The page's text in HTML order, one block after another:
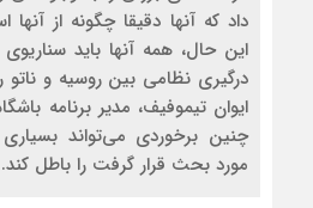
داد که آنها دقیقا چگونه از آنها
این حال، همه آنها باید
درگیری نظامی بین روسیه و ناتو
ایوان تیموفیف، مدیر برنامه
چنین برخوردی‌ می‌تواند بسیاری
مورد بحث قرار گرفت را باطل کند.